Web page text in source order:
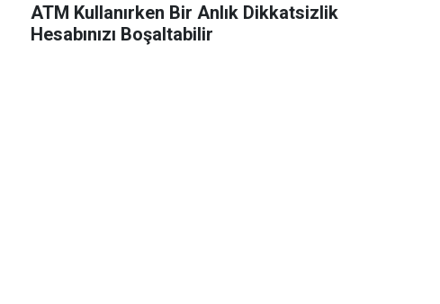
ATM Kullanırken Bir Anlık Dikkatsizlik
Hesabınızı Boşaltabilir